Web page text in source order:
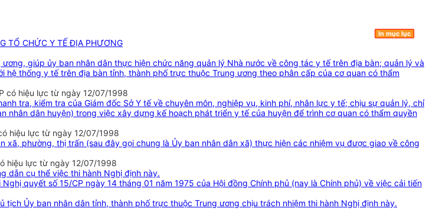
In mục lục
TỔ CHỨC Y TẾ ĐỊA PHƯƠNG
giúp ủy ban nhân dân thực hiện chức năng quản lý Nhà nước về công tác y tế trên địa bàn; quản lý và
thống y tế trên địa bàn tỉnh, thành phố trực thuộc Trung ương theo phân cấp của cơ quan có thẩm
có hiệu lực từ ngày 12/07/1998
tra, kiểm tra của Giám đốc Sở Y tế về chuyên môn, nghiệp vụ, kinh phí, nhân lực y tế; chịu sự quản lý, chỉ
dân huyện) trong việc xây dựng kế hoạch phát triển y tế của huyện để trình cơ quan có thẩm quyền
hiệu lực từ ngày 12/07/1998
phường, thị trấn (sau đây gọi chung là Ủy ban nhân dân xã) thực hiện các nhiệm vụ được giao về công
hiệu lực từ ngày 12/07/1998
dẫn cụ thể việc thi hành Nghị định này.
quyết số 15/CP ngày 14 tháng 01 năm 1975 của Hội đồng Chính phủ (nay là Chính phủ) về việc cải tiến
Ủy ban nhân dân tỉnh, thành phố trực thuộc Trung ương chịu trách nhiệm thi hành Nghị định này.